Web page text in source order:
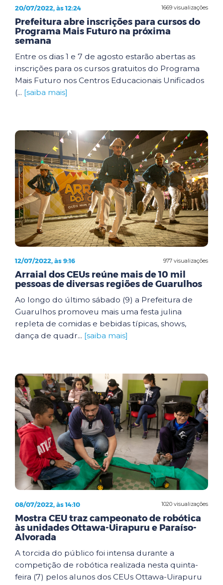
1669 visualizações
20/07/2022, às 12:24
Prefeitura abre inscrições para cursos do
Programa Mais Futuro na próxima
semana
Entre os dias 1 e 7 de agosto estarão abertas as
inscrições para os cursos gratuitos do Programa
Mais Futuro nos Centros Educacionais Unificados
(... [saiba mais]
977 visualizações
12/07/2022, às 9:16
Arraial dos CEUs reúne mais de 10 mil
pessoas de diversas regiões de Guarulhos
Ao longo do último sábado (9) a Prefeitura de
Guarulhos promoveu mais uma festa julina
repleta de comidas e bebidas típicas, shows,
dança de quadr... [saiba mais]
1020 visualizações
08/07/2022, às 14:10
Mostra CEU traz campeonato de robótica
às unidades Ottawa-Uirapuru e Paraíso-
Alvorada
A torcida do público foi intensa durante a
competição de robótica realizada nesta quinta-
feira (7) pelos alunos dos CEUs Ottawa-Uirapuru